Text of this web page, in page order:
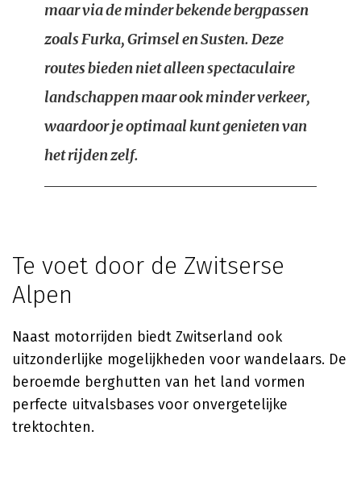
maar via de minder bekende bergpassen
zoals Furka, Grimsel en Susten. Deze
routes bieden niet alleen spectaculaire
landschappen maar ook minder verkeer,
waardoor je optimaal kunt genieten van
het rijden zelf.
Te voet door de Zwitserse
Alpen
Naast motorrijden biedt Zwitserland ook
uitzonderlijke mogelijkheden voor wandelaars. De
beroemde berghutten van het land vormen
perfecte uitvalsbases voor onvergetelijke
trektochten.